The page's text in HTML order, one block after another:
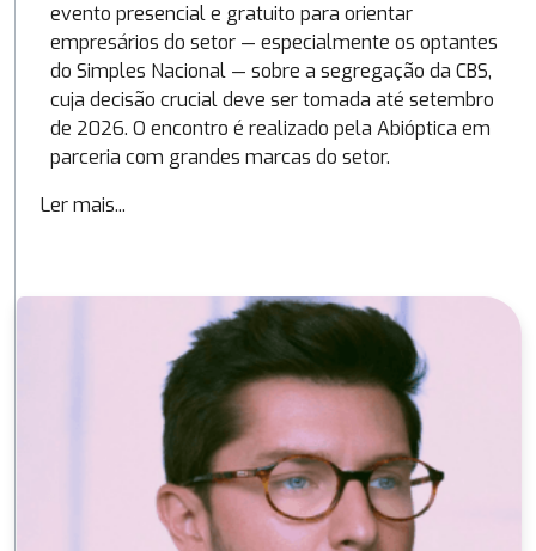
evento presencial e gratuito para orientar
empresários do setor — especialmente os optantes
do Simples Nacional — sobre a segregação da CBS,
cuja decisão crucial deve ser tomada até setembro
de 2026. O encontro é realizado pela Abióptica em
parceria com grandes marcas do setor.
Ler mais...